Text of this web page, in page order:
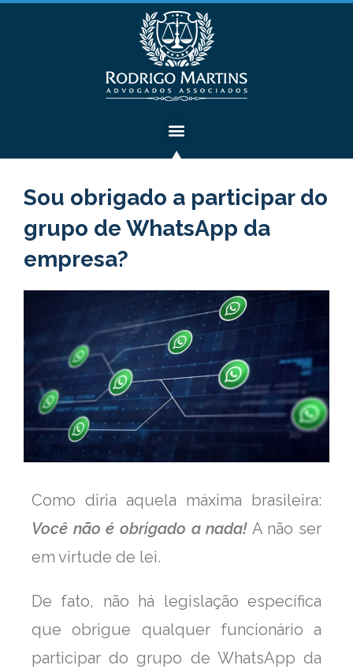
Sou obrigado a participar do
grupo de WhatsApp da
empresa?
Como diria aquela máxima brasileira:
Você não é obrigado a nada! A não ser
em virtude de lei.
De fato, não há legislação específica
que obrigue qualquer funcionário a
participar do grupo de WhatsApp da